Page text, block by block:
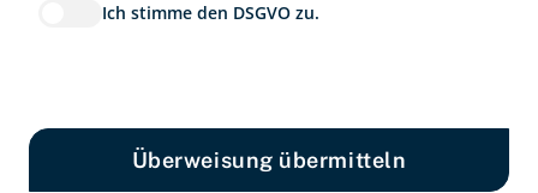
Ich stimme den DSGVO zu.
Überweisung übermitteln